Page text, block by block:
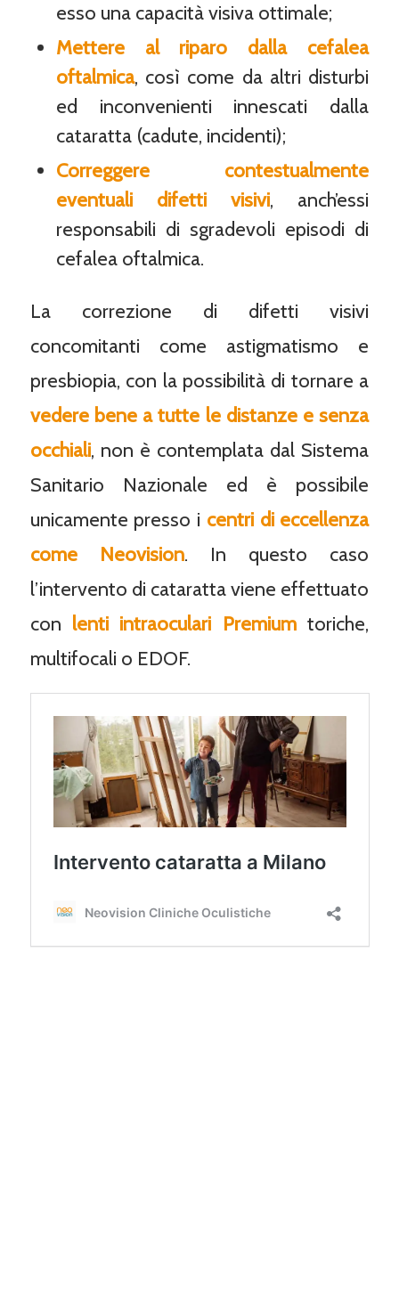
esso una capacità visiva ottimale;
Mettere al riparo dalla cefalea
oftalmica, così come da altri disturbi
ed inconvenienti innescati dalla
cataratta (cadute, incidenti);
Correggere contestualmente
eventuali difetti visivi, anch’essi
responsabili di sgradevoli episodi di
cefalea oftalmica.
La correzione di difetti visivi
concomitanti come astigmatismo e
presbiopia, con la possibilità di tornare a
vedere bene a tutte le distanze e senza
occhiali, non è contemplata dal Sistema
Sanitario Nazionale ed è possibile
unicamente presso i centri di eccellenza
come Neovision. In questo caso
l’intervento di cataratta viene effettuato
con lenti intraoculari Premiumtoriche,
multifocali o EDOF.